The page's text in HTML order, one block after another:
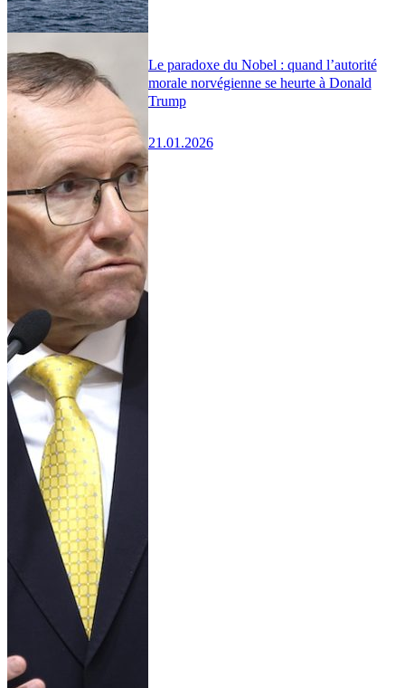
Le paradoxe du Nobel : quand l’autorité
morale norvégienne se heurte à Donald
Trump
21.01.2026